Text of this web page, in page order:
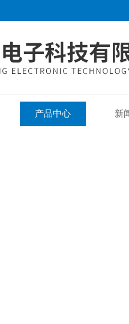
产品中心 新